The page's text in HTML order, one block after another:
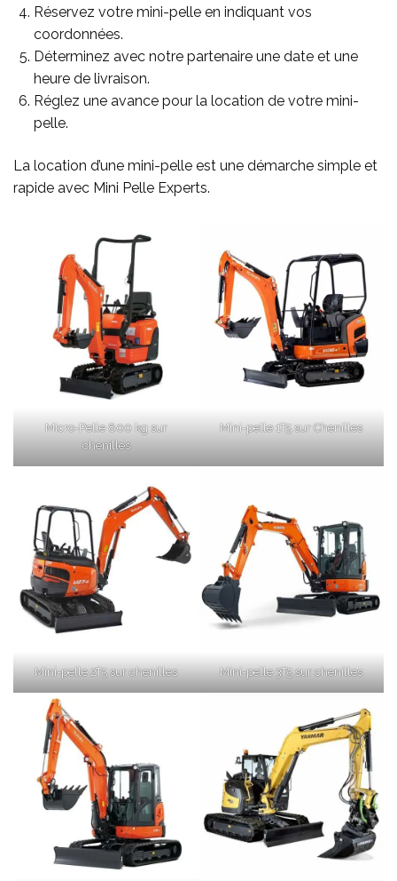
Réservez votre mini-pelle en indiquant vos
coordonnées.
Déterminez avec notre partenaire une date et une
heure de livraison.
Réglez une avance pour la location de votre mini-
pelle.
La location d’une mini-pelle est une démarche simple et
rapide avec Mini Pelle Experts.
Micro-Pelle 800 kg sur
chenilles
Mini-pelle 1T5 sur Chenilles
Mini-pelle 2T5 sur chenilles Mini-pelle 3T5 sur chenilles